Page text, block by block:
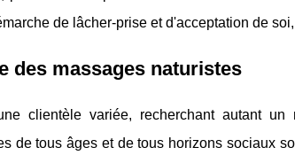
de lâcher-prise et d'acceptation de
des massages naturistes
clientèle variée, recherchant autant
de tous âges et de tous horizons sociaux